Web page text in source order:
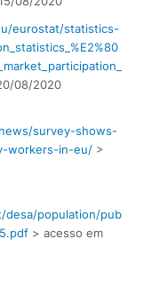
eurostat/statistics-
08/2020
survey-shows-
workers-in-eu/>
population/pub
> acesso em